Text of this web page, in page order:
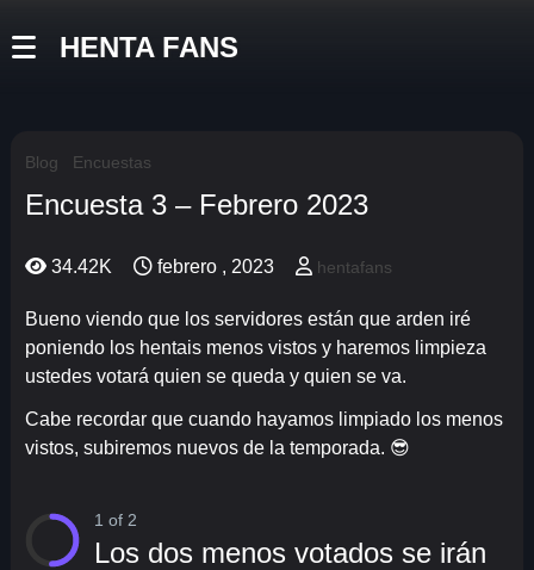
HENTA FANS
Blog Encuestas
Encuesta 3 – Febrero 2023
34.42K febrero , 2023 hentafans
Bueno viendo que los servidores están que arden iré
poniendo los hentais menos vistos y haremos limpieza
ustedes votará quien se queda y quien se va.
Cabe recordar que cuando hayamos limpiado los menos
vistos, subiremos nuevos de la temporada. 😎
1 of 2
Los dos menos votados se irán